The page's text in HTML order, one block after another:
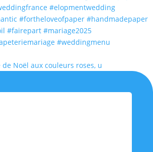
Noël aux couleurs roses, u